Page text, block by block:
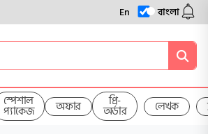
En বাংলা
স্পেশাল
প্যাকেজ অফার প্রি-
অর্ডার লেখক